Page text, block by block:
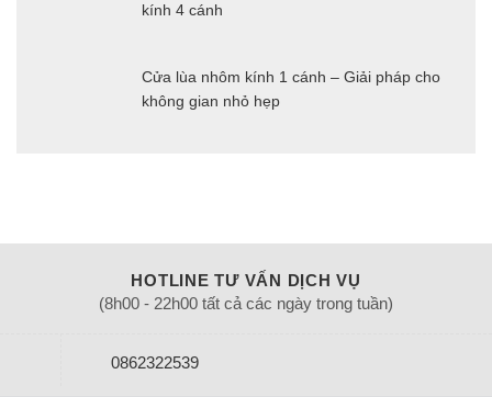
kính 4 cánh
Cửa lùa nhôm kính 1 cánh – Giải pháp cho
không gian nhỏ hẹp
HOTLINE TƯ VẤN DỊCH VỤ
(8h00 - 22h00 tất cả các ngày trong tuần)
0862322539